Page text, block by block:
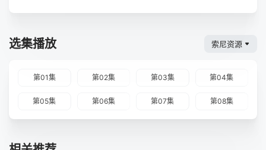
选集播放 索尼资源
第01集 第02集 第03集 第04集
第05集 第06集 第07集 第08集